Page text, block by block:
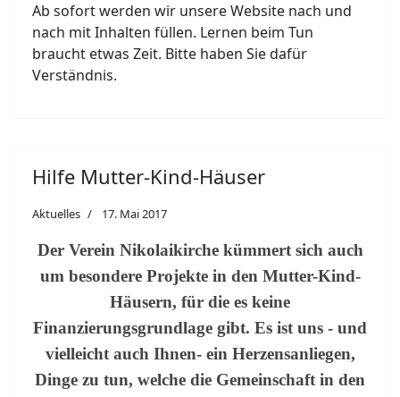
Ab sofort werden wir unsere Website nach und
nach mit Inhalten füllen. Lernen beim Tun
braucht etwas Zeit. Bitte haben Sie dafür
Verständnis.
Hilfe Mutter-Kind-Häuser
Aktuelles 17. Mai 2017
Der Verein Nikolaikirche kümmert sich auch
um besondere Projekte in den Mutter-Kind-
Häusern, für die es keine
Finanzierungsgrundlage gibt. Es ist uns - und
vielleicht auch Ihnen- ein Herzensanliegen,
Dinge zu tun, welche die Gemeinschaft in den